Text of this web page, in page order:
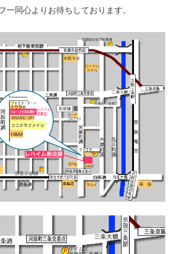
一同心よりお待ちしております。